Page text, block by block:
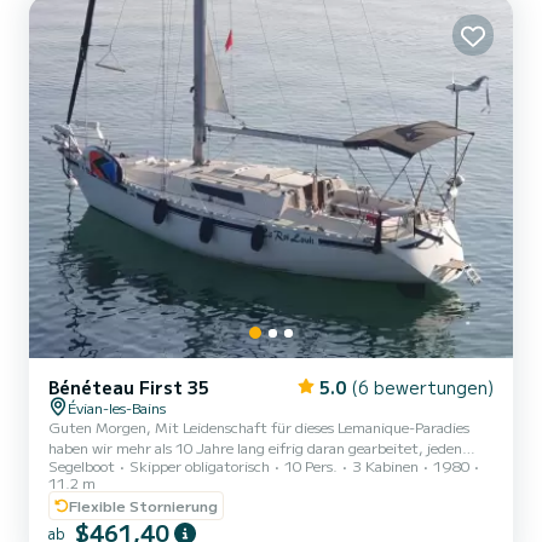
Bénéteau First 35 5.0 (6 bewertungen)
Évian-les-Bains
Guten Morgen, Mit Leidenschaft für dieses Lemanique-Paradies
haben wir mehr als 10 Jahre lang eifrig daran gearbeitet, jeden
Winkel und die vielen Geheimnisse dieses Juwels zu entdecken. Als
uneigennützige Piraten teilen wir gerne diesen einzigartigen Blick
vom Wasser aus auf die Küste und unsere Leidenschaft für das
Segeln (sofern es Eiswürfel für den Aperitif gibt). Welche Arten von
Segelboot Skipper obligatorisch 10 Pers. 3 Kabinen
1980
11.2 m
Flexible Stornierung
ab $461,40